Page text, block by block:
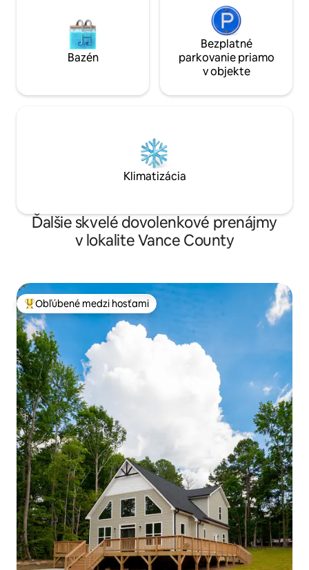
jazere a turistiku. Centrum Oxfordu je
tiež neďaleko a čaká na objavenie s
reštauráciami, obchodmi a miestnou
cenách bez skrytých poplatkov – takže
vám urobiť váš pobyt nezabudnuteľným!
Bazén
Bezplatné
parkovanie priamo
v objekte
Klimatizácia
Ďalšie skvelé dovolenkové prenájmy
v lokalite Vance County
Najobľúbenejšie medzi hosťami
Obľúbené medzi hosťami